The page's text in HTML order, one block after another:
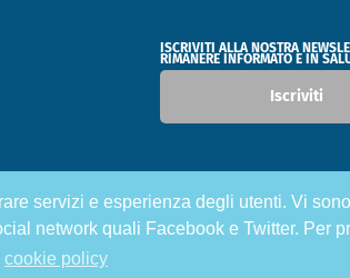
servizi e esperienza degli utenti. Vi
network quali Facebook e Twitter. Per
cookie policy
ISCRIVITI ALLA NOSTRA
RIMANERE INFORMATO E IN
Iscriviti